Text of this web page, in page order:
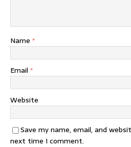
Name *
Email *
Website
Save my name, email, and
next time I comment.